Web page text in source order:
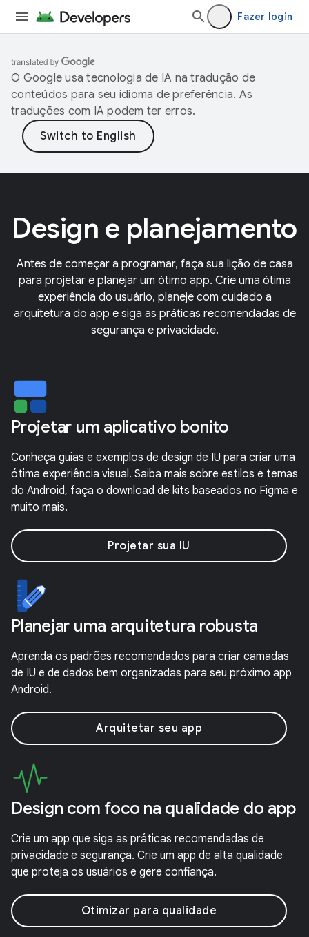
Fazer login
O Google usa tecnologia de IA na tradução de
conteúdos para seu idioma de preferência. As
traduções com IA podem ter erros.
Design e planejamento
Antes de começar a programar, faça sua lição de casa
para projetar e planejar um ótimo app. Crie uma ótima
experiência do usuário, planeje com cuidado a
arquitetura do app e siga as práticas recomendadas de
segurança e privacidade.
Projetar um aplicativo bonito
Conheça guias e exemplos de design de IU para criar uma
ótima experiência visual. Saiba mais sobre estilos e temas
do Android, faça o download de kits baseados no Figma e
muito mais.
Projetar sua IU
Planejar uma arquitetura robusta
Aprenda os padrões recomendados para criar camadas
de IU e de dados bem organizadas para seu próximo app
Android.
Arquitetar seu app
Design com foco na qualidade do app
Crie um app que siga as práticas recomendadas de
privacidade e segurança. Crie um app de alta qualidade
que proteja os usuários e gere confiança.
Otimizar para qualidade